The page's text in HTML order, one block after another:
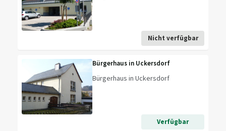
Nicht verfügbar
Bürgerhaus in Uckersdorf
Bürgerhaus in Uckersdorf
Verfügbar